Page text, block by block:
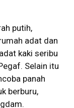
putih,
adat dan
kaki seribu
Selain itu
panah
berburu,